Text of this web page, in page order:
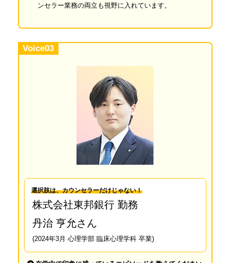
ンセラー業務の両立も視野に入れています。
Voice03
選択肢は、カウンセラーだけじゃない！
株式会社東邦銀行 勤務
丹治 亨允さん
(2024年3月 心理学部 臨床心理学科 卒業)